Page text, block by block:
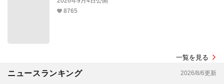
8765
一覧を見る
ニュースランキング 2026/8/6更新